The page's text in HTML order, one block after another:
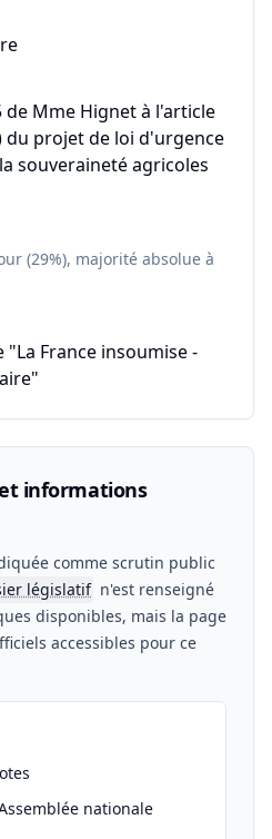
de Mme Hignet à l'article
du projet de loi d'urgence
souveraineté agricoles
(29%), majorité absolue à
France insoumise -
informations
comme scrutin public
législatif n'est renseigné
disponibles, mais la page
accessibles pour ce
nationale